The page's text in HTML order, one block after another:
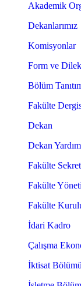
Akademik
Dekanlarımız
Komisyonlar
Form ve
Bölüm
Fakülte
Dekan
Dekan
Fakülte
Fakülte
Fakülte
İdari Kadro
Çalışma
İktisat Bölümü